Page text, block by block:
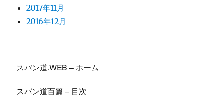
2017年11月
2016年12月
スパン道.WEB – ホーム
スパン道百篇 – 目次